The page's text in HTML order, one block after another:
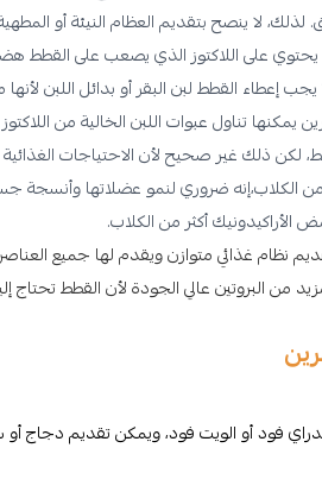
لا ينصح بتقديم العظام النيئة أو
يحتوي على اللاكتوز الذي يصعب على القطط
القطط لبن البقر أو بدائل اللبن
تناول عبوات اللبن الخالية من
لكن ذلك غير صحيح لأن الاحتياجات
من الكلاب،إنه ضروري لنمو عضلاتها
الأراكيدونيك أكثر من الكلاب.
غذائي متوازن ويقدم لها جميع العناصر
من البروتين عالي الجودة لأن القطط